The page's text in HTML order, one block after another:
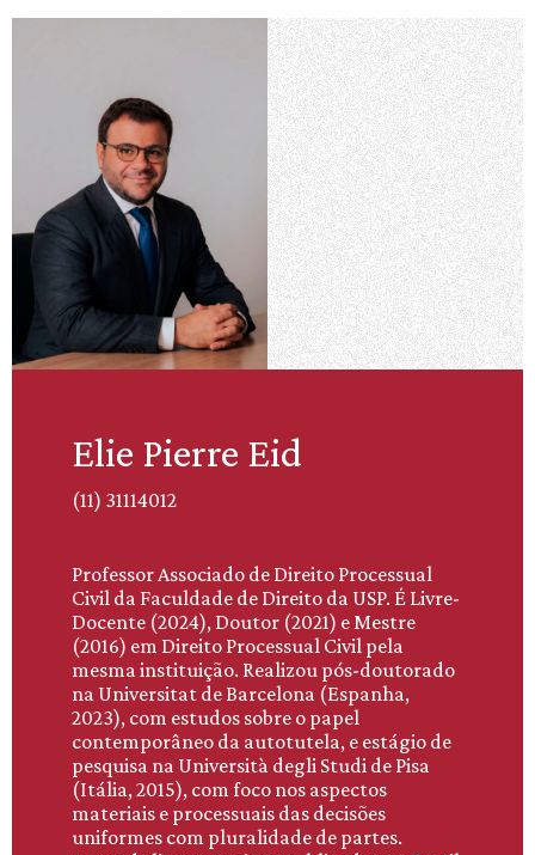
Elie Pierre Eid
(11) 31114012
Professor Associado de Direito Processual
Civil da Faculdade de Direito da USP. É Livre-
Docente (2024), Doutor (2021) e Mestre
(2016) em Direito Processual Civil pela
mesma instituição. Realizou pós-doutorado
na Universitat de Barcelona (Espanha,
2023), com estudos sobre o papel
contemporâneo da autotutela, e estágio de
pesquisa na Università degli Studi de Pisa
(Itália, 2015), com foco nos aspectos
materiais e processuais das decisões
uniformes com pluralidade de partes.